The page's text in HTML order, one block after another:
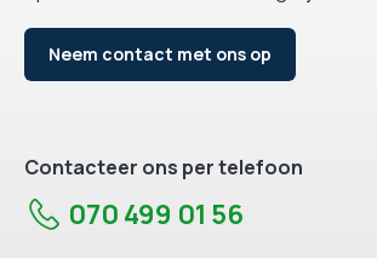
Neem contact met ons op
Contacteer ons per telefoon
070 499 01 56